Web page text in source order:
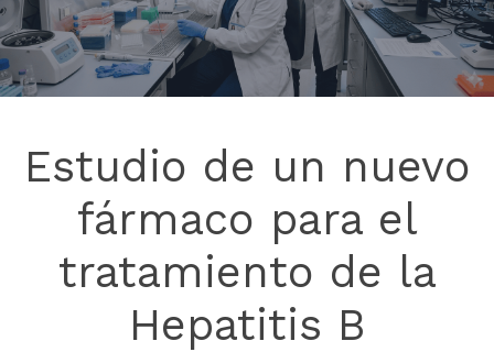
Clínica
Contáctanos
Estudio de un nuevo
fármaco para el
tratamiento de la
Hepatitis B